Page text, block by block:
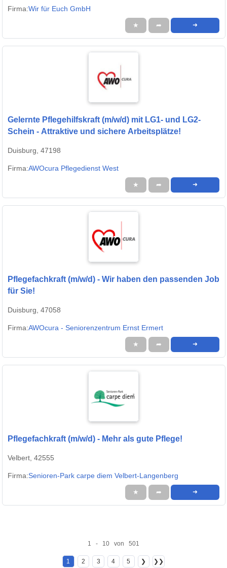
Firma:Wir für Euch GmbH
★ ➦ ➜
Gelernte Pflegehilfskraft (m/w/d) mit LG1- und LG2-
Schein - Attraktive und sichere Arbeitsplätze!
Duisburg, 47198
Firma:AWOcura Pflegedienst West
★ ➦ ➜
Pflegefachkraft (m/w/d) - Wir haben den passenden Job
für Sie!
Duisburg, 47058
Firma:AWOcura - Seniorenzentrum Ernst Ermert
★ ➦ ➜
Pflegefachkraft (m/w/d) - Mehr als gute Pflege!
Velbert, 42555
Firma:Senioren-Park carpe diem Velbert-Langenberg
★ ➦ ➜
1 - 10 von 501
1 2 3 4 5 ❯ ❯❯